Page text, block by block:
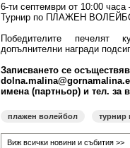
6-ти септември от 10:00
Турнир по ПЛАЖЕН
Победителите
допълнителни награди
Записването се
dolna.malina@gornamalina.e
имена (партньор) и тел. за
плажен волейбол турнир
Виж всички новини и събития >>